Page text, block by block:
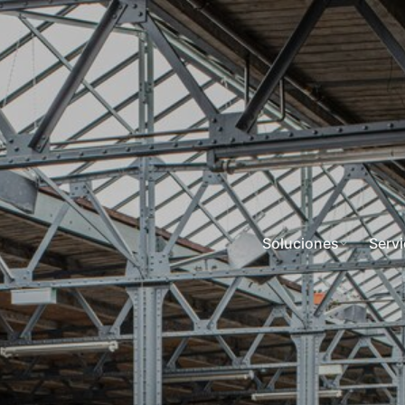
Soluciones